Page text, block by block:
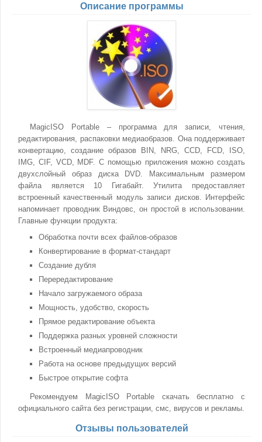
Описание программы
MagicISO Portable – программа для записи, чтения,
редактирования, распаковки медиаобразов. Она поддерживает
конвертацию, создание образов BIN, NRG, CCD, FCD, ISO,
IMG, CIF, VCD, MDF. С помощью приложения можно создать
двухслойный образ диска DVD. Максимальным размером
файла является 10 Гигабайт. Утилита предоставляет
встроенный качественный модуль записи дисков. Интерфейс
напоминает проводник Виндовс, он простой в использовании.
Главные функции продукта:
Обработка почти всех файлов-образов
Конвертирование в формат-стандарт
Создание дубля
Перередактирование
Начало загружаемого образа
Мощность, удобство, скорость
Прямое редактирование объекта
Поддержка разных уровней сложности
Встроенный медиапроводник
Работа на основе предыдущих версий
Быстрое открытие софта
Рекомендуем MagicISO Portable скачать бесплатно с
официального сайта без регистрации, смс, вирусов и рекламы.
Отзывы пользователей